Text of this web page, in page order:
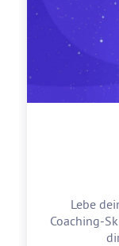
Lebe
Coaching-